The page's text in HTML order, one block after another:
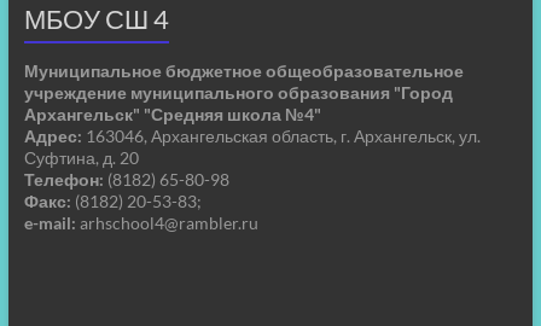
МБОУ СШ 4
Муниципальное бюджетное общеобразовательное
учреждение муниципального образования "Город
Архангельск" "Средняя школа №4"
Адрес: 163046, Архангельская область, г. Архангельск, ул.
Суфтина, д. 20
Телефон: (8182) 65-80-98
Факс: (8182) 20-53-83;
e-mail: arhschool4@rambler.ru